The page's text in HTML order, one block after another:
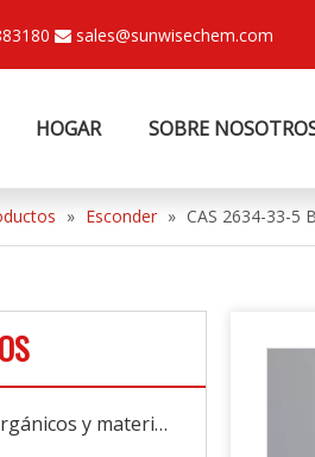
 sales@sunwisechem.com
HOGAR SOBRE
» Esconder » CAS 2634-33-5
Intermedios orgánicos y materias primas